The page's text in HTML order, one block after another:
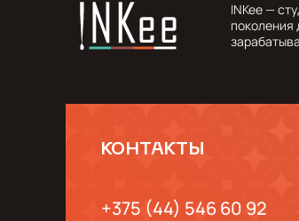
INKee —
поколения
КОНТАКТЫ
+375 (44) 546 60 92